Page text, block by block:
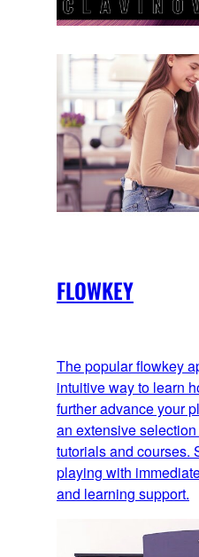
FLOWKEY
The popular flowkey
intuitive way to learn
further advance your
an extensive
tutorials and courses.
playing with
and learning support.